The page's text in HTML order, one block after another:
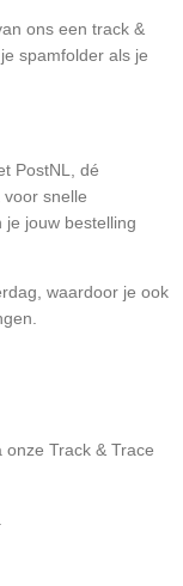
ons een track &
spamfolder als je
PostNL, dé
snelle
je jouw bestelling
waardoor je ook
Track & Trace